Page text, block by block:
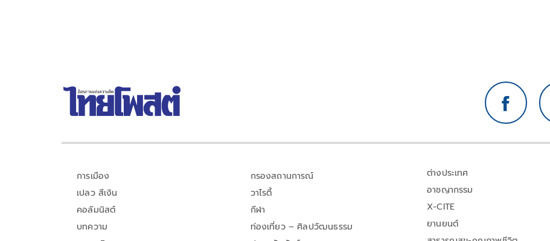
การเมือง
เปลว สีเงิน
คอลัมนิสต์
บทความ
กรองสถานการณ์
วาไรตี้
กีฬา
ท่องเที่ยว – ศิลปวัฒนธรรม
ต่างประเทศ
อาชญากรรม
X-CITE
ยานยนต์